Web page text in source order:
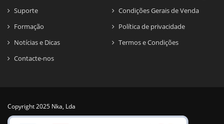
Suporte
Formação
Notícias e Dicas
Contacte-nos
Condições Gerais de Venda
Política de privacidade
Termos e Condições
Copyright 2025 Nka, Lda